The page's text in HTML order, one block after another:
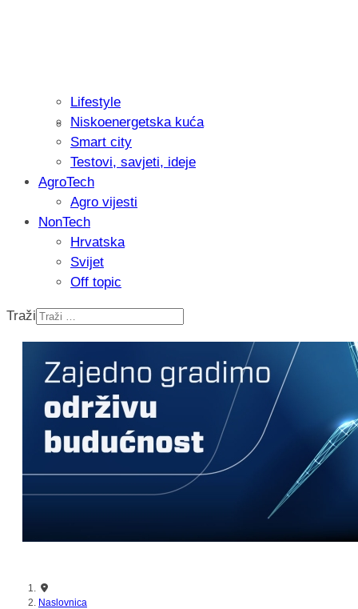
Isprobali smo: Thermostar
Recenzija: Einhell Professional CP-
nikada prije
Lifestyle
Niskoenergetska kuća
Smart city
Testovi, savjeti, ideje
AgroTech
Agro vijesti
NonTech
Hrvatska
Svijet
Off topic
Traži
Naslovnica